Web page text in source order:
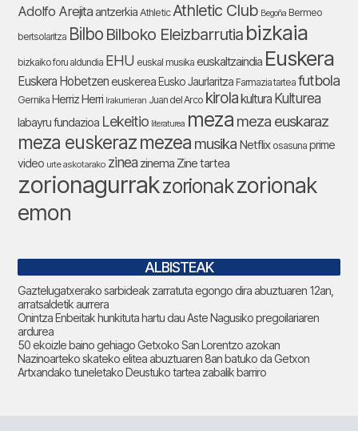
Adolfo Arejitaantzerkia Athletic Athletic Club Begoña Bermeo
bertsolaritza Bilbo Bilboko Eleizbarrutia bizkaia
bizkaiko foru aldundia EHU euskal musika euskaltzaindia Euskera
Euskera Hobetzeneuskerea Eusko Jaurlaritza Farmazia tartea futbola
Gernika Herriz Herri Irakurrieran Juan del Arco kirolakultura Kulturea
labayru fundazioa Lekeitio literaturea meza meza euskaraz
meza euskerazmezea musika Netflix osasuna prime
video urte askotarako zinea zinema Zine tartea
zorionagurrakzorionakzorionak
emon
ALBISTEAK
Gaztelugatxerako sarbideak zarratuta egongo dira abuztuaren 12an,
arratsaldetik aurrera
Onintza Enbeitak hunkituta hartu dau Aste Nagusiko pregoilariaren
ardurea
50 ekoizle baino gehiago Getxoko San Lorentzo azokan
Nazinoarteko skateko elitea abuztuaren 8an batuko da Getxon
Artxandako tuneletako Deustuko tartea zabalik barriro